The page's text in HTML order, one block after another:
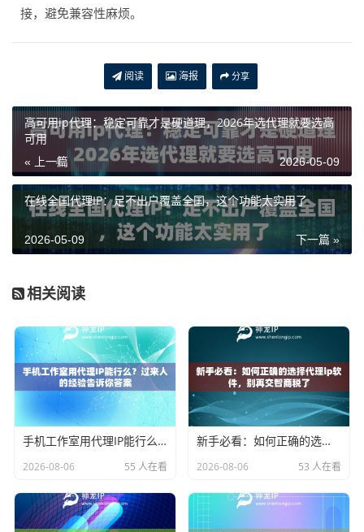
接，避免兼容性麻烦。
阅读 海报 分享
高可用ip代理：稳定可靠才是硬道理，2026年选代理就要选高
可用
« 上一篇 2026-05-09
在线全国代理IP：足不出户覆盖全国，这个功能太实用了
下一篇 »
2026-05-09
相关阅读
手机工作室用代理IP能行么？过来人的经验告诉你答案
2026-08-06 55 人在看
新手必看：如何正确的选择代理ip软件，别再交智商税了
2026-08-06 53 人在看